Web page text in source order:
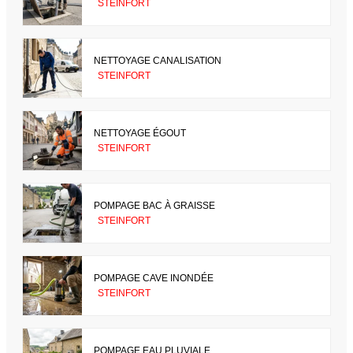
STEINFORT
NETTOYAGE CANALISATION
STEINFORT
NETTOYAGE ÉGOUT
STEINFORT
POMPAGE BAC À GRAISSE
STEINFORT
POMPAGE CAVE INONDÉE
STEINFORT
POMPAGE EAU PLUVIALE